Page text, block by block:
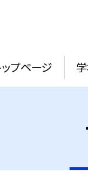
ップページ